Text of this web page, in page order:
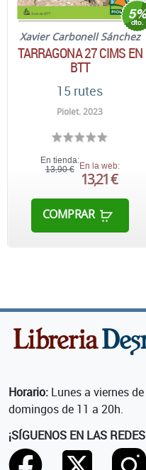
Xavier Carbonell Sánchez
TARRAGONA 27 CIMS EN
BTT
15 rutes
Piolet. 2023
En tienda:
13,90 € En la web:
13,21 €
COMPRAR
Horario: Lunes a viernes
domingos de 11 a 20h.
¡SÍGUENOS EN LAS